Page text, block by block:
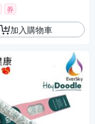
券
加入購物車